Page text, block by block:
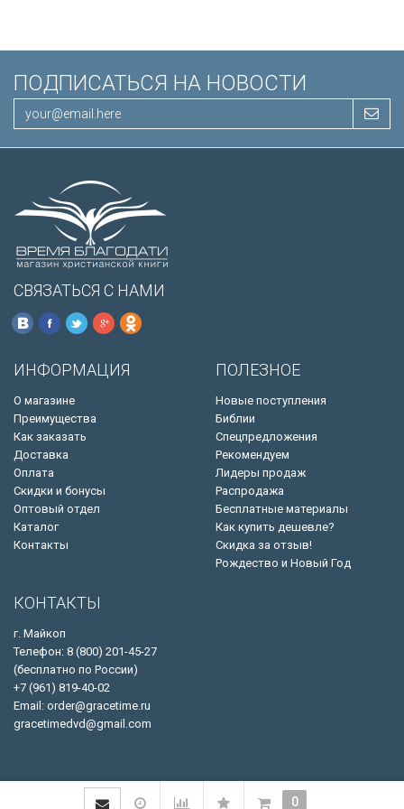
ПОДПИСАТЬСЯ НА НОВОСТИ
СВЯЗАТЬСЯ С НАМИ
ИНФОРМАЦИЯ
О магазине
Преимущества
Как заказать
Доставка
Оплата
Скидки и бонусы
Оптовый отдел
Каталог
Контакты
ПОЛЕЗНОЕ
Новые поступления
Библии
Спецпредложения
Рекомендуем
Лидеры продаж
Распродажа
Бесплатные материалы
Как купить дешевле?
Скидка за отзыв!
Рождество и Новый Год
КОНТАКТЫ
г. Майкоп
Телефон: 8 (800) 201-45-27
(бесплатно по России)
+7 (961) 819-40-02
Email: order@gracetime.ru
gracetimedvd@gmail.com
0